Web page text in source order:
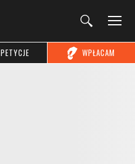
WPŁACAM
PETYCJE